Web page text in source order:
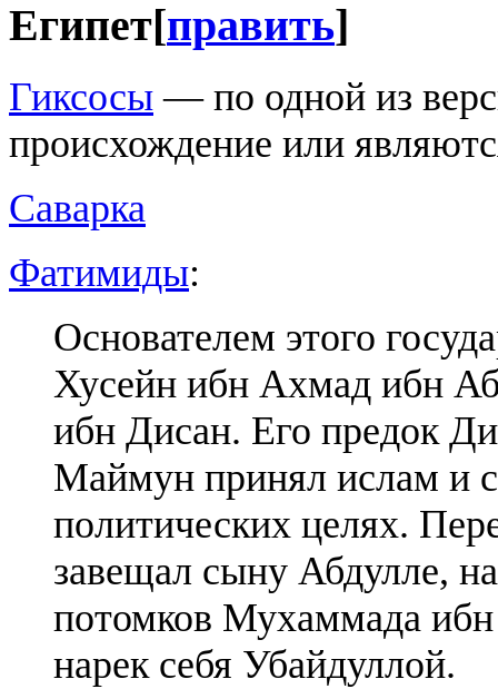
Египет[править]
Гиксосы — по одной из
происхождение или
Саварка
Фатимиды:
Основателем этого
Хусейн ибн Ахмад ибн
ибн Дисан. Его предок
Маймун принял ислам и
политических целях.
завещал сыну Абдулле,
потомков Мухаммада
нарек себя Убайдуллой.